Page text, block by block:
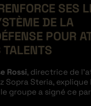
SES
DE LA
POUR
TALENTS
Rossi, directrice de
Sopra Steria, explique
groupe a signé ce